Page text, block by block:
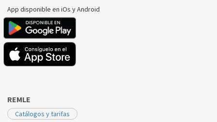
App disponible en iOs y Android
REMLE
Catálogos y tarifas